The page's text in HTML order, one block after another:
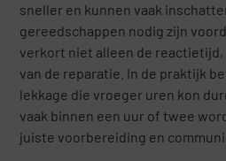
sneller en kunnen vaak
gereedschappen nodig zijn
verkort niet alleen de
van de reparatie. In de praktijk
lekkage die vroeger uren kon
vaak binnen een uur of twee
juiste voorbereiding en